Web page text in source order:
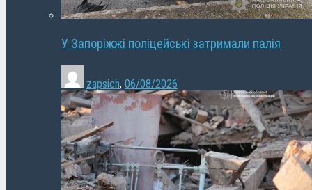
У Запоріжжі поліцейські затримали палія
zapsich, 06/08/2026